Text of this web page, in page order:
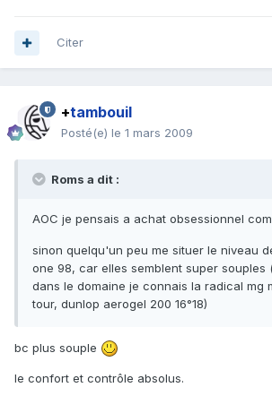
Citer
+tambouil
Posté(e) le 1 mars 2009
Roms a dit :
AOC je pensais a achat obsessionnel
sinon quelqu'un peu me situer le niveau
one 98, car elles semblent super souples
dans le domaine je connais la radical mg
tour, dunlop aerogel 200 16°18)
bc plus souple
le confort et contrôle absolus.